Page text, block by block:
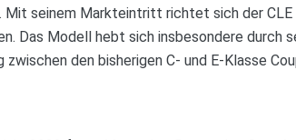
Mit seinem Markteintritt richtet sich der
Das Modell hebt sich insbesondere durch
den bisherigen C- und E-Klasse